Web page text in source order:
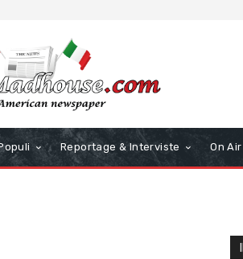
Reportage & Interviste On Air